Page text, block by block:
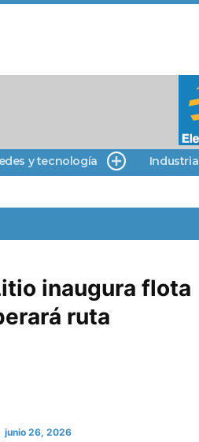
y tecnología Industria
inaugura flota
ruta
junio 26, 2026